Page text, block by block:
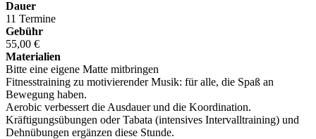
Dauer
11 Termine
Gebühr
55,00 €
Materialien
Bitte eine eigene Matte mitbringen
Fitnesstraining zu motivierender Musik: für alle, die Spaß an
Bewegung haben.
Aerobic verbessert die Ausdauer und die Koordination.
Kräftigungsübungen oder Tabata (intensives Intervalltraining) und
Dehnübungen ergänzen diese Stunde.